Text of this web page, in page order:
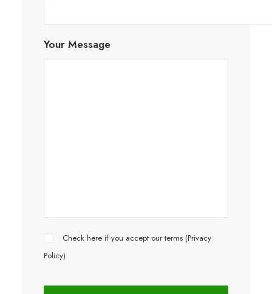
Your Message
Check here if you accept our terms (Privacy
Policy)